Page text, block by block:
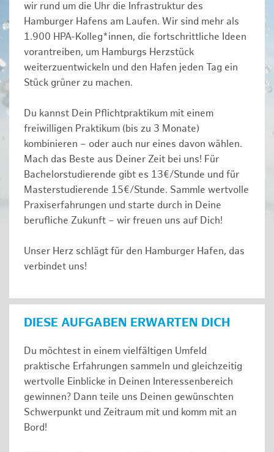
wir rund um die Uhr die Infrastruktur des
Hamburger Hafens am Laufen. Wir sind mehr als
1.900 HPA-Kolleg*innen, die fortschrittliche Ideen
vorantreiben, um Hamburgs Herzstück
weiterzuentwickeln und den Hafen jeden Tag ein
Stück grüner zu machen.
Du kannst Dein Pflichtpraktikum mit einem
freiwilligen Praktikum (bis zu 3 Monate)
kombinieren – oder auch nur eines davon wählen.
Mach das Beste aus Deiner Zeit bei uns! Für
Bachelorstudierende gibt es 13€/Stunde und für
Masterstudierende 15€/Stunde. Sammle wertvolle
Praxiserfahrungen und starte durch in Deine
berufliche Zukunft – wir freuen uns auf Dich!
Unser Herz schlägt für den Hamburger Hafen, das
verbindet uns!
DIESE AUFGABEN ERWARTEN DICH
Du möchtest in einem vielfältigen Umfeld
praktische Erfahrungen sammeln und gleichzeitig
wertvolle Einblicke in Deinen Interessenbereich
gewinnen? Dann teile uns Deinen gewünschten
Schwerpunkt und Zeitraum mit und komm mit an
Bord!